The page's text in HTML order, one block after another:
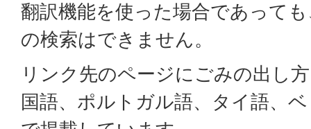
翻訳機能を使った場合であって
の検索はできません。
リンク先のページにごみの出し
国語、ポルトガル語、タイ語、